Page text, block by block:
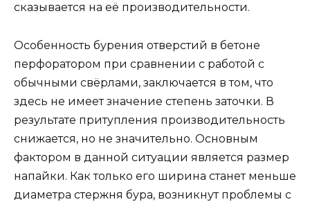
сказывается на её производительности.
Особенность бурения отверстий в бетоне
перфоратором при сравнении с работой с
обычными свёрлами, заключается в том, что
здесь не имеет значение степень заточки. В
результате притупления производительность
снижается, но не значительно. Основным
фактором в данной ситуации является размер
напайки. Как только его ширина станет меньше
диаметра стержня бура, возникнут проблемы с